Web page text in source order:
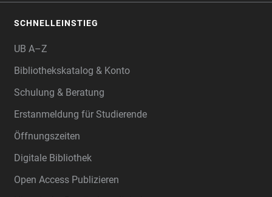
SCHNELLEINSTIEG
UB A–Z
Bibliothekskatalog & Konto
Schulung & Beratung
Erstanmeldung für Studierende
Öffnungszeiten
Digitale Bibliothek
Open Access Publizieren